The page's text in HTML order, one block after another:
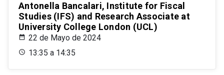
Antonella Bancalari, Institute for Fiscal
Studies (IFS) and Research Associate at
University College London (UCL)
22 de Mayo de 2024
13:35 a 14:35